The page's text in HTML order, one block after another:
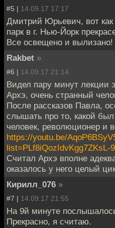
#5 | 14.09.17 17:17
Дмитрий Юрьевич, вот как
парк в г. Нью-Йорк
Все освещено и вылизано!
Rakbet »
#6 | 14.09.17 21:14
Видел пару минут лекции
Архэ, очень странный
После рассказов Павла,
слышать про то, какой
человек, революционер и
https://youtu.be/
list=PLf8iQozIdvKgg7ZKsL-
Считал Архэ вполне
оказалось у него целый
Кирилл_076 »
#7 | 14.09.17 21:55
На 9й минуте
Прекрасно, я считаю.